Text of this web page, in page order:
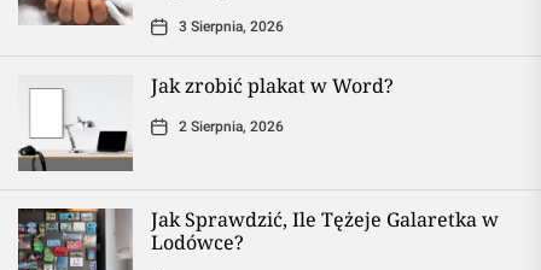
3 Sierpnia, 2026
Jak zrobić plakat w Word?
2 Sierpnia, 2026
Jak Sprawdzić, Ile Tężeje Galaretka w
Lodówce?